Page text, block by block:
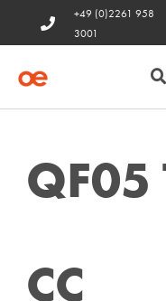
+49 (0)2261 958
3001
QF05
CC